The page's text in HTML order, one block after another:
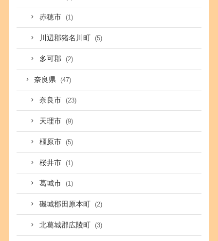
赤穂市 (1)
川辺郡猪名川町 (5)
多可郡 (2)
奈良県 (47)
奈良市 (23)
天理市 (9)
橿原市 (5)
桜井市 (1)
葛城市 (1)
磯城郡田原本町 (2)
北葛城郡広陵町 (3)